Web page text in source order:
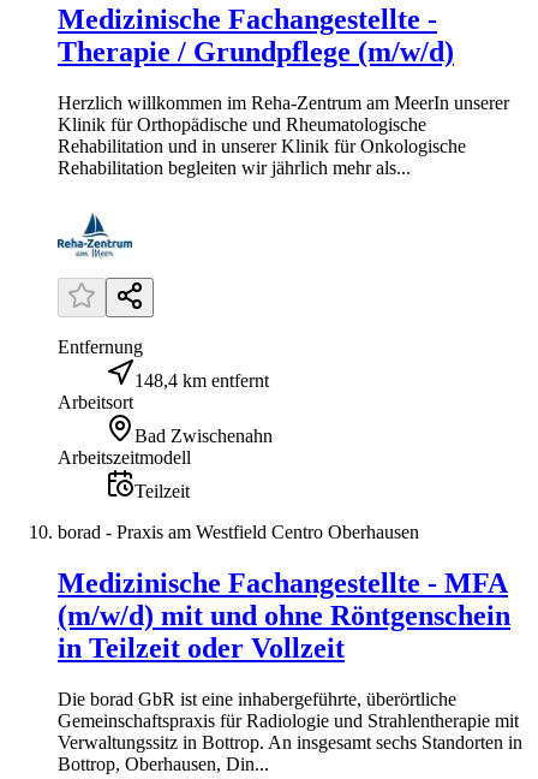
Medizinische Fachangestellte -
Therapie / Grundpflege (m/w/d)
Herzlich willkommen im Reha-Zentrum am MeerIn unserer
Klinik für Orthopädische und Rheumatologische
Rehabilitation und in unserer Klinik für Onkologische
Rehabilitation begleiten wir jährlich mehr als...
Entfernung
148,4 km entfernt
Arbeitsort
Bad Zwischenahn
Arbeitszeitmodell
Teilzeit
borad - Praxis am Westfield Centro Oberhausen
Medizinische Fachangestellte - MFA
(m/w/d) mit und ohne Röntgenschein
in Teilzeit oder Vollzeit
Die borad GbR ist eine inhabergeführte, überörtliche
Gemeinschaftspraxis für Radiologie und Strahlentherapie mit
Verwaltungssitz in Bottrop. An insgesamt sechs Standorten in
Bottrop, Oberhausen, Din...